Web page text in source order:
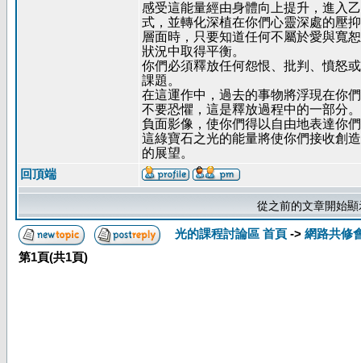
感受這能量經由身體向上提升，進入
式，並轉化深植在你們心靈深處的壓
層面時，只要知道任何不屬於愛與寬
狀況中取得平衡。
你們必須釋放任何怨恨、批判、憤怒
課題。
在這運作中，過去的事物將浮現在你
不要恐懼，這是釋放過程中的一部分
負面影像，使你們得以自由地表達你
這綠寶石之光的能量將使你們接收創
的展望。
回頂端
從之前的文章開始
光的課程討論區 首頁 -> 網路共修
第1頁(共1頁)